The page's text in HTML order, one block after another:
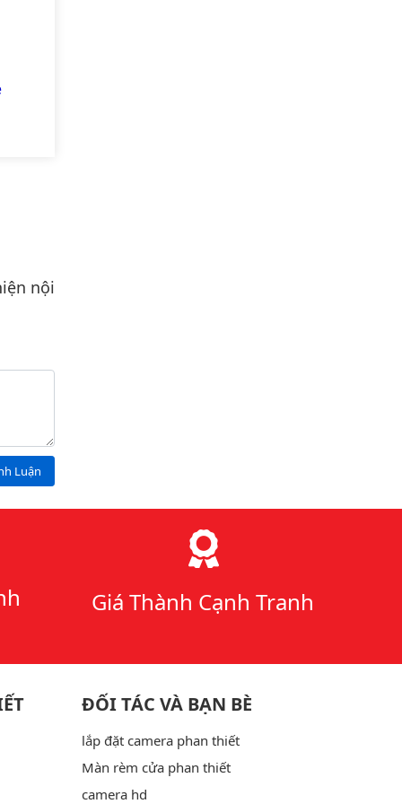
nội
Luận
Giá Thành Cạnh Tranh
ĐỐI TÁC VÀ BẠN BÈ
lắp đặt camera phan thiết
Màn rèm cửa phan thiết
camera hd